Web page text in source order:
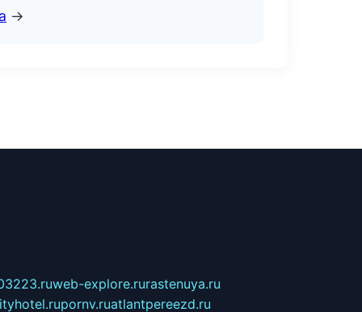
→
web-explore.rurastenuya.ru
pornv.ruatlantpereezd.ru